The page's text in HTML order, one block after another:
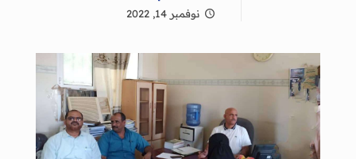
نوفمبر 14, 2022